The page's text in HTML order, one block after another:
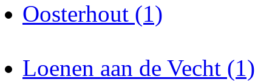
Oosterhout (1)
Loenen aan de Vecht (1)